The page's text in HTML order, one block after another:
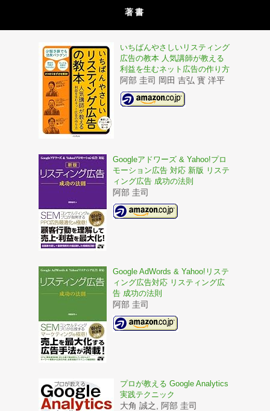
著書
いちばんやさしいリスティング
広告の教本 人気講師が教える
利益を生むネット広告の作り方
阿部 圭司 岡田 吉弘 寳 洋平
Googleアドワーズ & Yahoo!プロ
モーション広告 対応 新版 リステ
ィング広告 成功の法則
阿部 圭司
Google AdWords & Yahoo!リステ
ィング広告対応 リスティング広
告 成功の法則
阿部 圭司
プロが教える Google Analytics
実践テクニック
大角 誠之, 阿部 圭司